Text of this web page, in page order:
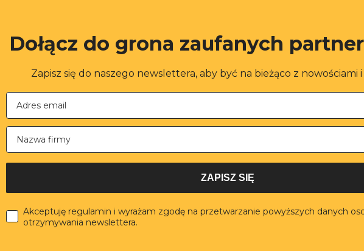
Dołącz do grona zaufanych
Zapisz się do naszego newslettera, aby być na bieżąco z nowościami
Nazwa firmy
ZAPISZ SIĘ
Akceptuję regulamin i wyrażam zgodę na przetwarzanie powyższych danych
otrzymywania newslettera.